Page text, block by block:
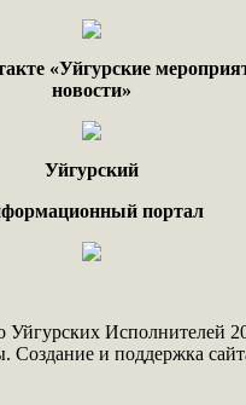
«Уйгурские
новости»
Уйгурский
портал
Уйгурских Исполнителей
Создание и поддержка